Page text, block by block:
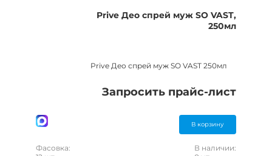
Prive Део спрей муж SO VAST,
250мл
Prive Део спрей муж SO VAST 250мл
Запросить прайс-лист
В корзину
Фасовка:
В наличии: